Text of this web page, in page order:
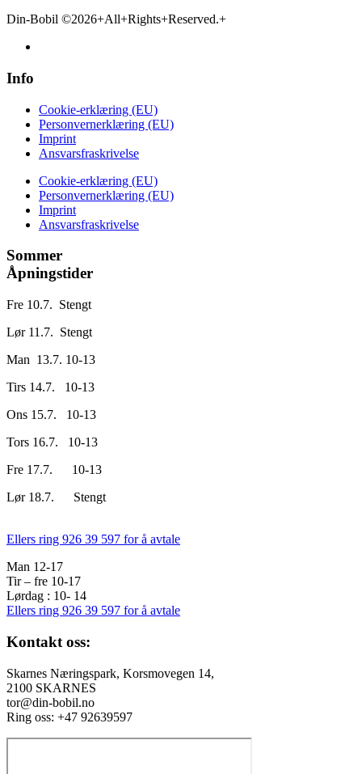
Din-Bobil ©2026+All+Rights+Reserved.+
Info
Cookie-erklæring (EU)
Personvernerklæring (EU)
Imprint
Ansvarsfraskrivelse
Cookie-erklæring (EU)
Personvernerklæring (EU)
Imprint
Ansvarsfraskrivelse
Sommer
Åpningstider
Fre 10.7. Stengt
Lør 11.7. Stengt
Man 13.7. 10-13
Tirs 14.7. 10-13
Ons 15.7. 10-13
Tors 16.7. 10-13
Fre 17.7. 10-13
Lør 18.7. Stengt
Ellers ring 926 39 597 for å avtale
Man 12-17
Tir – fre 10-17
Lørdag : 10- 14
Ellers ring 926 39 597 for å avtale
Kontakt oss:
Skarnes Næringspark, Korsmovegen 14,
2100 SKARNES
tor@din-bobil.no
Ring oss: +47 92639597